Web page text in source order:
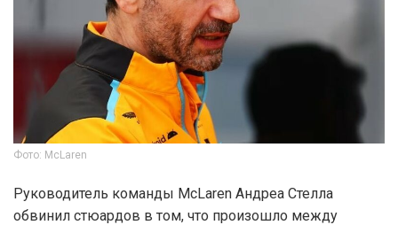
Фото: McLaren
Руководитель команды McLaren Андреа Стелла
обвинил стюардов в том, что произошло между